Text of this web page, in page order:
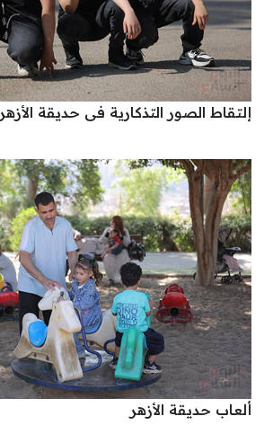
إلتقاط الصور التذكارية فى حديقة الأزهر
ألعاب حديقة الأزهر